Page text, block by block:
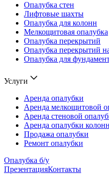
Опалубка стен
Лифтовые шахты
Опалубка для колонн
Мелкощитовая опалубка
Опалубка перекрытий
Опалубка перекрытий
Опалубка для
Услуги
Аренда опалубки
Аренда мелкощитовой
Аренда стеновой
Аренда опалубки колонн
Продажа опалубки
Ремонт опалубки
Опалубка б/у
ПрезентацияКонтакты